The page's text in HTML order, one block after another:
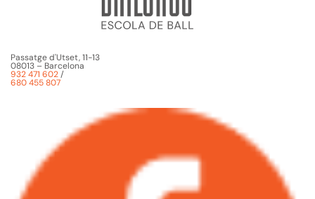
Passatge d'Utset, 11-13
08013 – Barcelona
932 471 602/
680 455 807